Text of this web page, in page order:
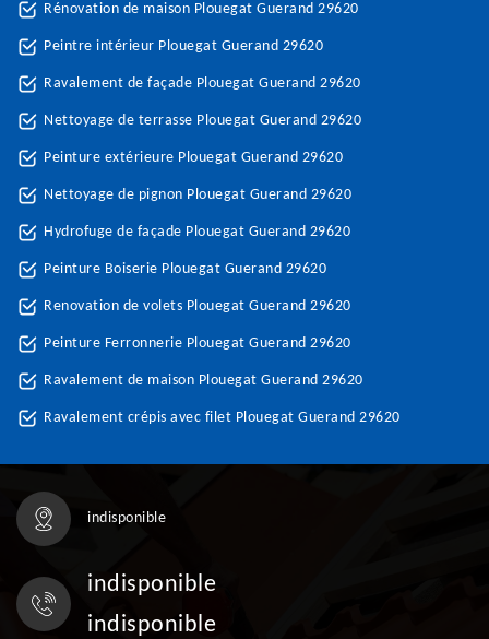
Rénovation de maison Plouegat Guerand 29620
Peintre intérieur Plouegat Guerand 29620
Ravalement de façade Plouegat Guerand 29620
Nettoyage de terrasse Plouegat Guerand 29620
Peinture extérieure Plouegat Guerand 29620
Nettoyage de pignon Plouegat Guerand 29620
Hydrofuge de façade Plouegat Guerand 29620
Peinture Boiserie Plouegat Guerand 29620
Renovation de volets Plouegat Guerand 29620
Peinture Ferronnerie Plouegat Guerand 29620
Ravalement de maison Plouegat Guerand 29620
Ravalement crépis avec filet Plouegat Guerand 29620
indisponible
indisponible
indisponible